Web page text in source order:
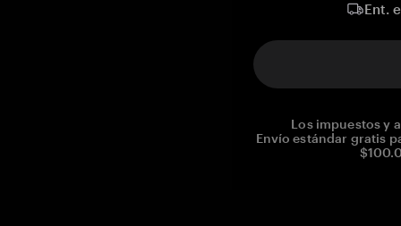
Ent.
Los impuestos y
Envío estándar gratis